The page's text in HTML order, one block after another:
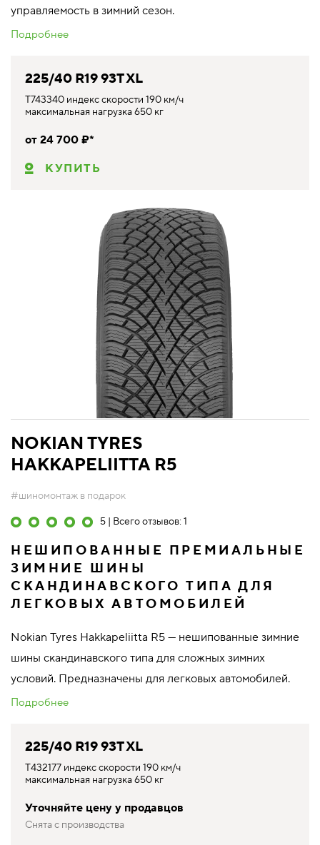
управляемость в зимний сезон.
Подробнее
225/40 R19 93T XL
T743340 индекс скорости 190 км/ч
максимальная нагрузка 650 кг
от 24 700 ₽*
КУПИТЬ
NOKIAN TYRES
HAKKAPELIITTA R5
#шиномонтаж в подарок
5 | Всего отзывов: 1
НЕШИПОВАННЫЕ ПРЕМИАЛЬНЫЕ
ЗИМНИЕ ШИНЫ
СКАНДИНАВСКОГО ТИПА ДЛЯ
ЛЕГКОВЫХ АВТОМОБИЛЕЙ
Nokian Tyres Hakkapeliitta R5 — нешипованные зимние
шины скандинавского типа для сложных зимних
условий. Предназначены для легковых автомобилей.
Подробнее
225/40 R19 93T XL
T432177 индекс скорости 190 км/ч
максимальная нагрузка 650 кг
Уточняйте цену у продавцов
Снята с производства